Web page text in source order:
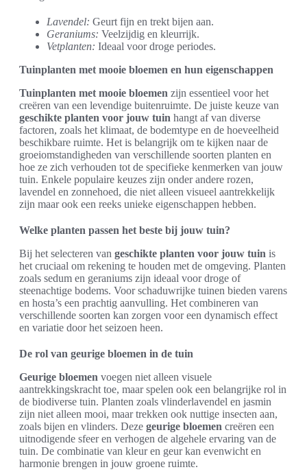
Lavendel: Geurt fijn en trekt bijen aan.
Geraniums: Veelzijdig en kleurrijk.
Vetplanten: Ideaal voor droge periodes.
Tuinplanten met mooie bloemen en hun eigenschappen
Tuinplanten met mooie bloemen zijn essentieel voor het
creëren van een levendige buitenruimte. De juiste keuze van
geschikte planten voor jouw tuin hangt af van diverse
factoren, zoals het klimaat, de bodemtype en de hoeveelheid
beschikbare ruimte. Het is belangrijk om te kijken naar de
groeiomstandigheden van verschillende soorten planten en
hoe ze zich verhouden tot de specifieke kenmerken van jouw
tuin. Enkele populaire keuzes zijn onder andere rozen,
lavendel en zonnehoed, die niet alleen visueel aantrekkelijk
zijn maar ook een reeks unieke eigenschappen hebben.
Welke planten passen het beste bij jouw tuin?
Bij het selecteren van geschikte planten voor jouw tuin is
het cruciaal om rekening te houden met de omgeving. Planten
zoals sedum en geraniums zijn ideaal voor droge of
steenachtige bodems. Voor schaduwrijke tuinen bieden varens
en hosta’s een prachtig aanvulling. Het combineren van
verschillende soorten kan zorgen voor een dynamisch effect
en variatie door het seizoen heen.
De rol van geurige bloemen in de tuin
Geurige bloemen voegen niet alleen visuele
aantrekkingskracht toe, maar spelen ook een belangrijke rol in
de biodiverse tuin. Planten zoals vlinderlavendel en jasmin
zijn niet alleen mooi, maar trekken ook nuttige insecten aan,
zoals bijen en vlinders. Deze geurige bloemen creëren een
uitnodigende sfeer en verhogen de algehele ervaring van de
tuin. De combinatie van kleur en geur kan evenwicht en
harmonie brengen in jouw groene ruimte.